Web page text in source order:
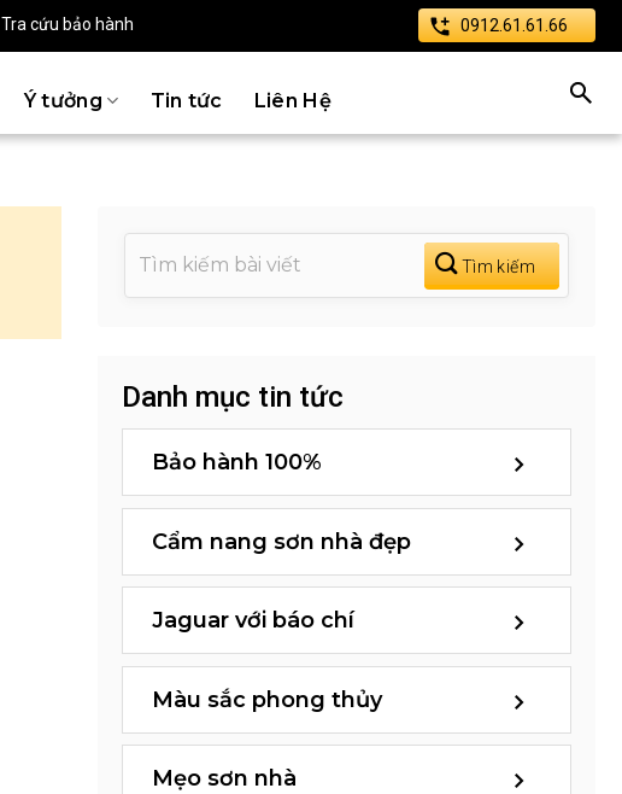
Tra cứu bảo hành 0912.61.61.66
Ý tưởng Tin tức Liên Hệ
Danh mục tin tức
Bảo hành 100%
Cẩm nang sơn nhà đẹp
Jaguar với báo chí
Màu sắc phong thủy
Mẹo sơn nhà